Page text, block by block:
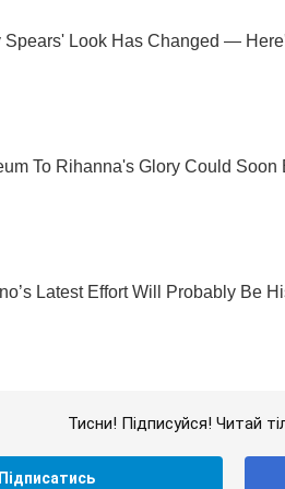
Тисни! Підписуйся! Читай
Підписатись